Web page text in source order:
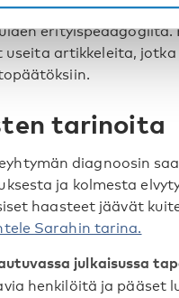
artikkeleita
artikkeleita,
tarinoita
diagnoosin
ja kolmesta
haasteet jäävät
Sarahin tarina.
julkaisussa
henkilöitä ja pääset